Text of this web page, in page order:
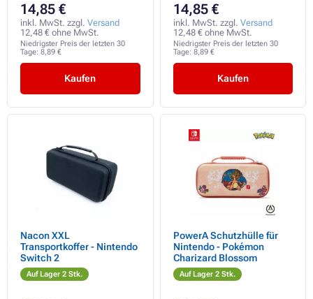
14,85 €
inkl. MwSt. zzgl. Versand
12,48 € ohne MwSt.
Niedrigster Preis der letzten 30
Tage: 8,89 €
Kaufen
14,85 €
inkl. MwSt. zzgl. Versand
12,48 € ohne MwSt.
Niedrigster Preis der letzten 30
Tage: 8,89 €
Kaufen
Nacon XXL
Transportkoffer - Nintendo
Switch 2
Auf Lager 2 Stk.
PowerA Schutzhülle für
Nintendo - Pokémon
Charizard Blossom
Auf Lager 2 Stk.